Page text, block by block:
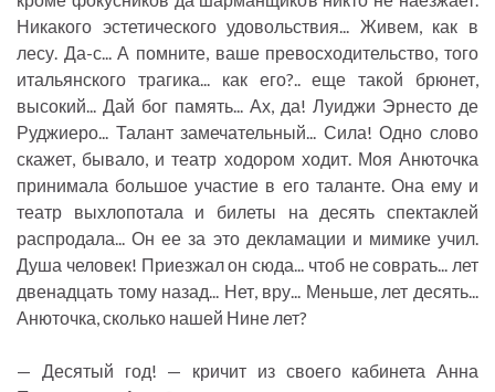
Никакого эстетического удовольствия... Живем, как в
лесу. Да-с... А помните, ваше превосходительство, того
итальянского трагика... как его?.. еще такой брюнет,
высокий... Дай бог память... Ах, да! Луиджи Эрнесто де
Руджиеро... Талант замечательный... Сила! Одно слово
скажет, бывало, и театр ходором ходит. Моя Анюточка
принимала большое участие в его таланте. Она ему и
театр выхлопотала и билеты на десять спектаклей
распродала... Он ее за это декламации и мимике учил.
Душа человек! Приезжал он сюда... чтоб не соврать... лет
двенадцать тому назад... Нет, вру... Меньше, лет десять...
Анюточка, сколько нашей Нине лет?
— Десятый год! — кричит из своего кабинета Анна